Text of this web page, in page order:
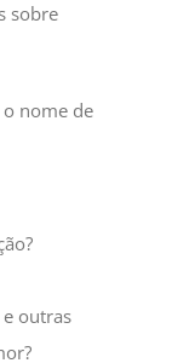
sobre
nome de
outras